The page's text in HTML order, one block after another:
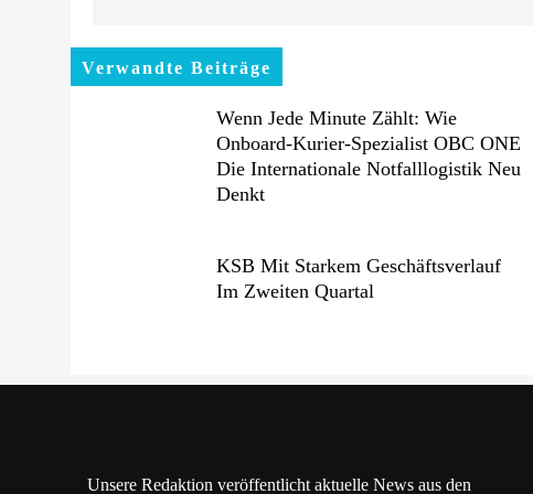
Verwandte Beiträge
Wenn Jede Minute Zählt: Wie
Onboard-Kurier-Spezialist OBC ONE
Die Internationale Notfalllogistik Neu
Denkt
KSB Mit Starkem Geschäftsverlauf
Im Zweiten Quartal
Unsere Redaktion veröffentlicht aktuelle News aus den